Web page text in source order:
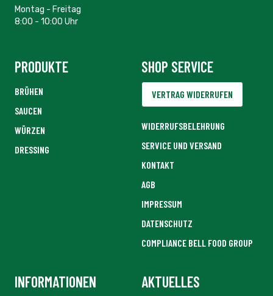
Montag - Freitag
8:00 - 10:00 Uhr
PRODUKTE
BRÜHEN
SAUCEN
WÜRZEN
DRESSING
SHOP SERVICE
VERTRAG WIDERRUFEN
WIDERRUFSBELEHRUNG
SERVICE UND VERSAND
KONTAKT
AGB
IMPRESSUM
DATENSCHUTZ
COMPLIANCE BELL FOOD GROUP
INFORMATIONEN AKTUELLES